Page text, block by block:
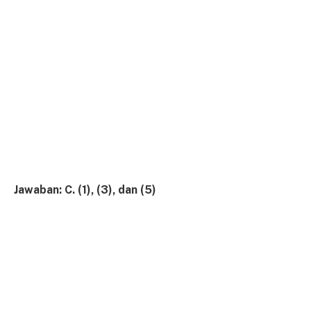
Jawaban: C. (1), (3), dan (5)